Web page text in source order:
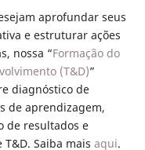
aprofundar seus
e estruturar ações
nossa “Formação do
(T&D)”
diagnóstico de
de aprendizagem,
de resultados e
Saiba mais aqui.